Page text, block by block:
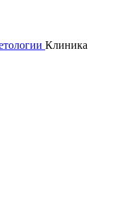
Клиника